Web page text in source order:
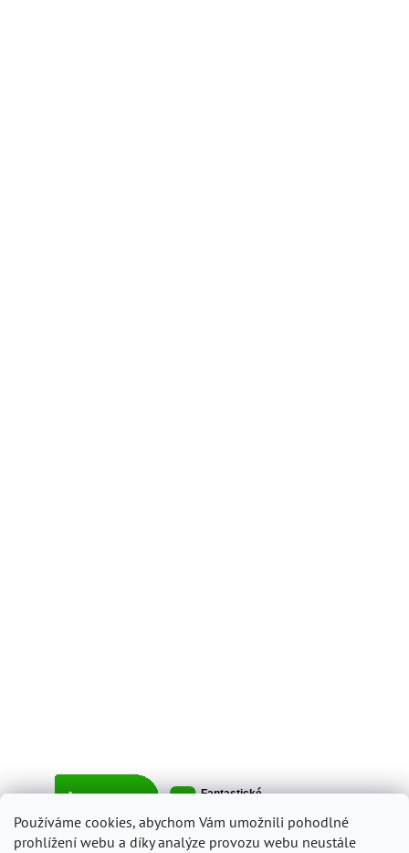
Používáme cookies, abychom Vám umožnili pohodlné
prohlížení webu a díky analýze provozu webu neustále